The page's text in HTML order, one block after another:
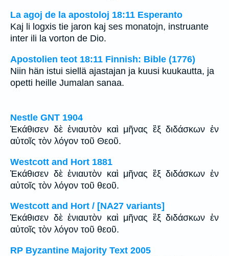
La agoj de la apostoloj 18:11 Esperanto
Kaj li logxis tie jaron kaj ses monatojn, instruante
inter ili la vorton de Dio.
Apostolien teot 18:11 Finnish: Bible (1776)
Niin hän istui siellä ajastajan ja kuusi kuukautta, ja
opetti heille Jumalan sanaa.
Nestle GNT 1904
Ἐκάθισεν δὲ ἐνιαυτὸν καὶ μῆνας ἓξ διδάσκων ἐν
αὐτοῖς τὸν λόγον τοῦ Θεοῦ.
Westcott and Hort 1881
Ἐκάθισεν δὲ ἐνιαυτὸν καὶ μῆνας ἓξ διδάσκων ἐν
αὐτοῖς τὸν λόγον τοῦ θεοῦ.
Westcott and Hort / [NA27 variants]
Ἐκάθισεν δὲ ἐνιαυτὸν καὶ μῆνας ἓξ διδάσκων ἐν
αὐτοῖς τὸν λόγον τοῦ θεοῦ.
RP Byzantine Majority Text 2005